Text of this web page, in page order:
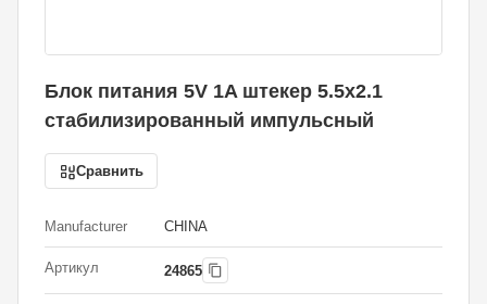
Блок питания 5V 1A штекер 5.5x2.1
стабилизированный импульсный
Сравнить
Manufacturer CHINA
Артикул 24865